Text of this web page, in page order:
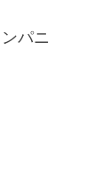
パニ